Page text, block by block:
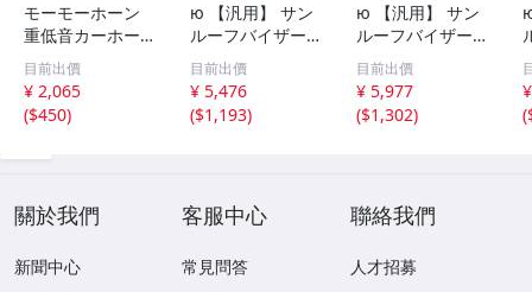
モーモーホーン
重低音カーホーン
ブルホーン ダン
プカー 汽笛のよ
うな重量級の迫
力！ステー付 レ
目前出價
¥ 2,065
($450)
ю 【汎用】 サン
ルーフバイザー
ダークスモーク [
Sサイズ ] 90×32.
5cm 取付金具付
き サンルーフ 後
目前出價
¥ 5,476
($1,193)
ю 【汎用】 サン
ルーフバイザー
ダークスモーク [
Lサイズ ] 110×3
2.5cm 取付金具
付き サンルーフ
目前出價
¥ 5,977
($1,302)
(
關於我們
新聞中心
客服中心
常見問答
聯絡我們
人才招募